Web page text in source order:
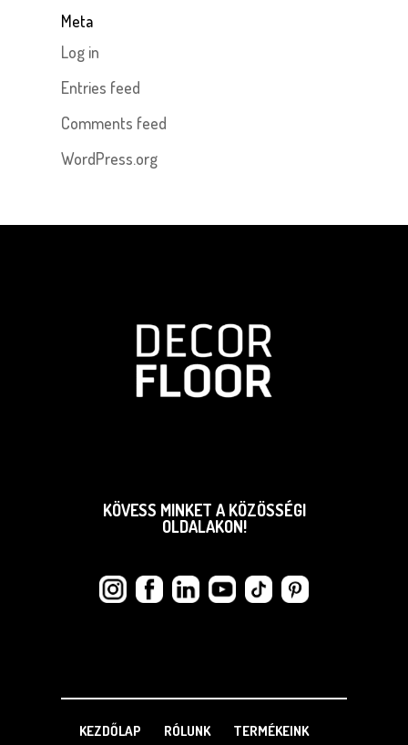
Meta
Log in
Entries feed
Comments feed
WordPress.org
KÖVESS MINKET A KÖZÖSSÉGI
OLDALAKON!
KEZDŐLAP RÓLUNK TERMÉKEINK